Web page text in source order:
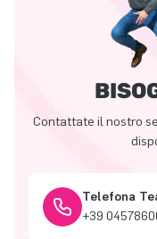
Contattate il nostro
Telefona
+39